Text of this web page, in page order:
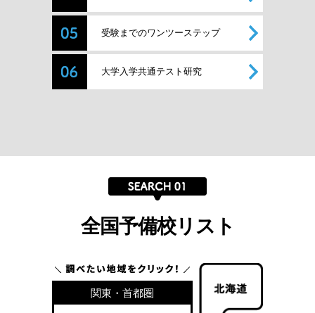
受験までのワンツーステップ
大学入学共通テスト研究
全国予備校リスト
関東・首都圏